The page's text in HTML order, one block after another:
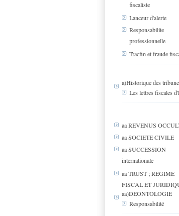
fiscaliste
Lanceur d'alerte
Responsabilite
professionnelle
Tracfin et fraude
a)Historique des
Les lettres fiscales
aa REVENUS
aa SOCIETE CIVILE
aa SUCCESSION
internationale
aa TRUST ; REGIME
FISCAL ET
aa)DEONTOLOGIE
Responsabilité